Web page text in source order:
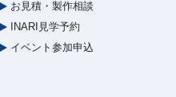
お見積・製作相談
INARI見学予約
イベント参加申込